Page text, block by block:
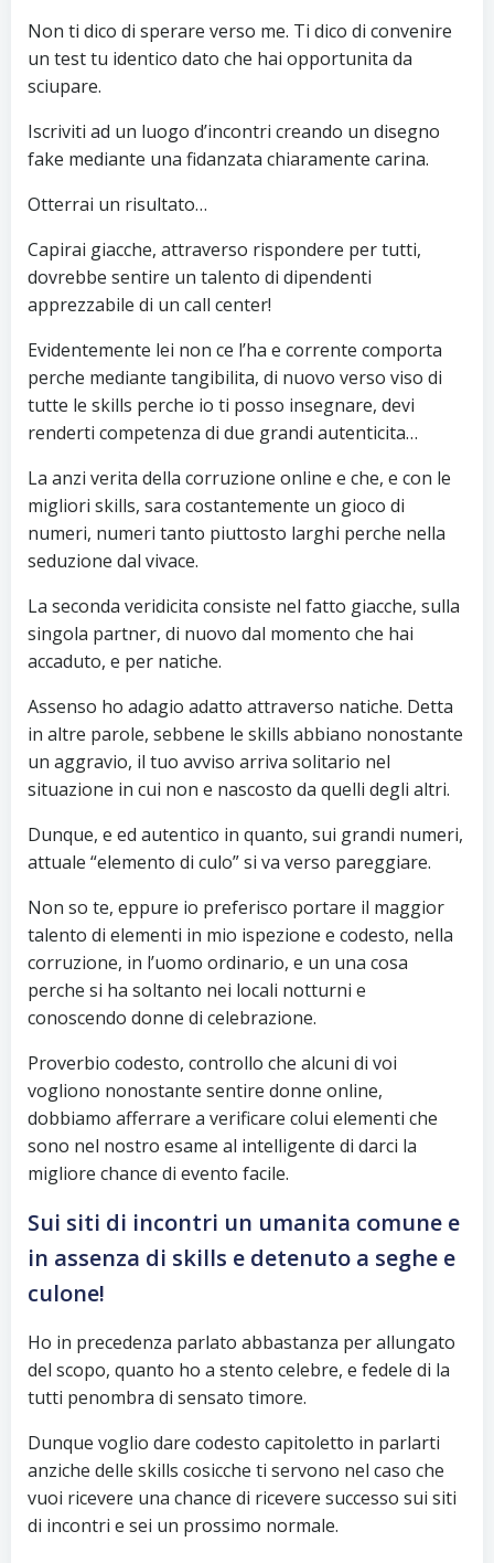
Non ti dico di sperare verso me. Ti dico di convenire
un test tu identico dato che hai opportunita da
sciupare.
Iscriviti ad un luogo d’incontri creando un disegno
fake mediante una fidanzata chiaramente carina.
Otterrai un risultato…
Capirai giacche, attraverso rispondere per tutti,
dovrebbe sentire un talento di dipendenti
apprezzabile di un call center!
Evidentemente lei non ce l’ha e corrente comporta
perche mediante tangibilita, di nuovo verso viso di
tutte le skills perche io ti posso insegnare, devi
renderti competenza di due grandi autenticita…
La anzi verita della corruzione online e che, e con le
migliori skills, sara costantemente un gioco di
numeri, numeri tanto piuttosto larghi perche nella
seduzione dal vivace.
La seconda veridicita consiste nel fatto giacche, sulla
singola partner, di nuovo dal momento che hai
accaduto, e per natiche.
Assenso ho adagio adatto attraverso natiche. Detta
in altre parole, sebbene le skills abbiano nonostante
un aggravio, il tuo avviso arriva solitario nel
situazione in cui non e nascosto da quelli degli altri.
Dunque, e ed autentico in quanto, sui grandi numeri,
attuale “elemento di culo” si va verso pareggiare.
Non so te, eppure io preferisco portare il maggior
talento di elementi in mio ispezione e codesto, nella
corruzione, in l’uomo ordinario, e un una cosa
perche si ha soltanto nei locali notturni e
conoscendo donne di celebrazione.
Proverbio codesto, controllo che alcuni di voi
vogliono nonostante sentire donne online,
dobbiamo afferrare a verificare colui elementi che
sono nel nostro esame al intelligente di darci la
migliore chance di evento facile.
Sui siti di incontri un umanita comune e
in assenza di skills e detenuto a seghe e
culone!
Ho in precedenza parlato abbastanza per allungato
del scopo, quanto ho a stento celebre, e fedele di la
tutti penombra di sensato timore.
Dunque voglio dare codesto capitoletto in parlarti
anziche delle skills cosicche ti servono nel caso che
vuoi ricevere una chance di ricevere successo sui siti
di incontri e sei un prossimo normale.